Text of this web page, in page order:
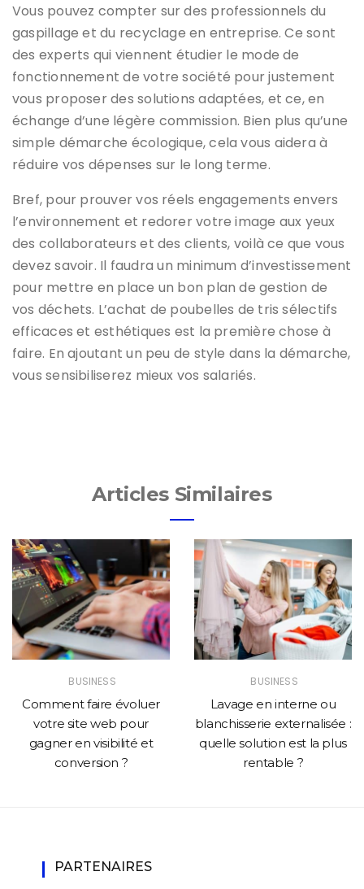
Vous pouvez compter sur des professionnels du
gaspillage et du recyclage en entreprise. Ce sont
des experts qui viennent étudier le mode de
fonctionnement de votre société pour justement
vous proposer des solutions adaptées, et ce, en
échange d’une légère commission. Bien plus qu’une
simple démarche écologique, cela vous aidera à
réduire vos dépenses sur le long terme.
Bref, pour prouver vos réels engagements envers
l’environnement et redorer votre image aux yeux
des collaborateurs et des clients, voilà ce que vous
devez savoir. Il faudra un minimum d’investissement
pour mettre en place un bon plan de gestion de
vos déchets. L’achat de poubelles de tris sélectifs
efficaces et esthétiques est la première chose à
faire. En ajoutant un peu de style dans la démarche,
vous sensibiliserez mieux vos salariés.
Articles Similaires
BUSINESS
Comment faire évoluer
votre site web pour
gagner en visibilité et
conversion ?
BUSINESS
Lavage en interne ou
blanchisserie externalisée :
quelle solution est la plus
rentable ?
PARTENAIRES